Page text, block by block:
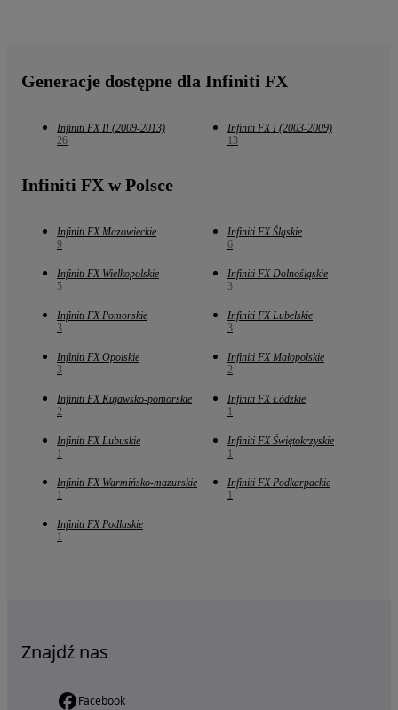
Generacje dostępne dla Infiniti FX
Infiniti FX II (2009-2013)
26
Infiniti FX I (2003-2009)
13
Infiniti FX w Polsce
Infiniti FX Mazowieckie
9
Infiniti FX Śląskie
6
Infiniti FX Wielkopolskie
5
Infiniti FX Dolnośląskie
3
Infiniti FX Pomorskie
3
Infiniti FX Lubelskie
3
Infiniti FX Opolskie
3
Infiniti FX Małopolskie
2
Infiniti FX Kujawsko-pomorskie
2
Infiniti FX Łódzkie
1
Infiniti FX Lubuskie
1
Infiniti FX Świętokrzyskie
1
Infiniti FX Warmińsko-mazurskie
1
Infiniti FX Podkarpackie
1
Infiniti FX Podlaskie
1
Znajdź nas
Facebook